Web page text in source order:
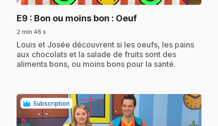
E9 : Bon ou moins bon : Oeuf.
2 min 46 s
.Louis et Josée découvrent si les oeufs, les pains
aux chocolats et la salade de fruits sont des
aliments bons, ou moins bons pour la santé.
Subscription